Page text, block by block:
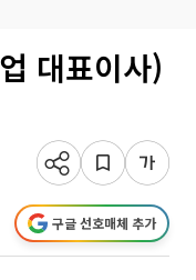
대표이사)
구글 선호매체 추가